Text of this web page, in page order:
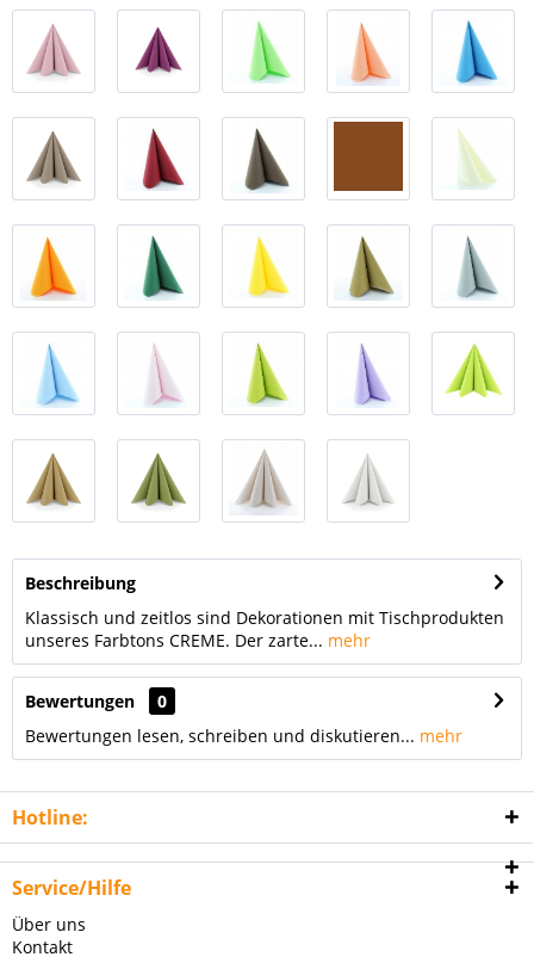
Beschreibung
Klassisch und zeitlos sind Dekorationen mit Tischprodukten
unseres Farbtons CREME. Der zarte... mehr
Bewertungen
0
Bewertungen lesen, schreiben und diskutieren... mehr
Hotline:
Service/Hilfe
Über uns
Kontakt